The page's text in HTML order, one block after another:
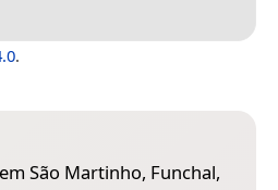
.
São Martinho, Funchal,